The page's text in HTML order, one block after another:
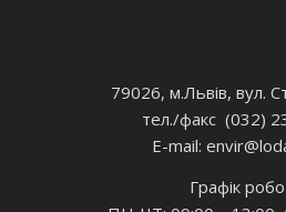
79026, м.Львів, вул.
тел./факс (032)
E-mail: envir
Графік